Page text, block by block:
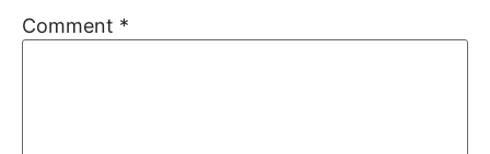
Comment *